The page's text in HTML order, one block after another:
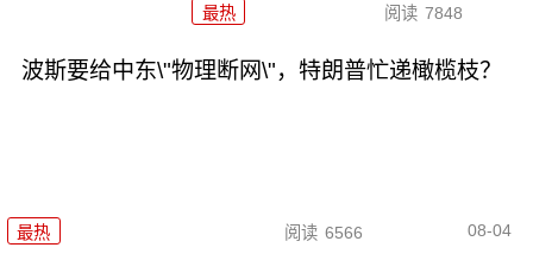
最热 阅读 7848
波斯要给中东\"物理断网\"，特朗普忙递橄榄枝？
最热 阅读 6566 08-04